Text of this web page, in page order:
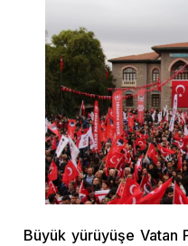
Büyük yürüyüşe Vatan